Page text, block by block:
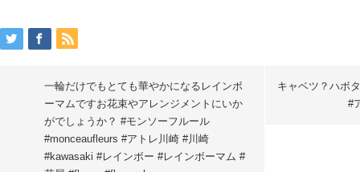
一輪だけでもとても華やかになるレインボ
ーマムですお花束やアレンジメントにいか
がでしょうか？ #モンソーフルール
#monceaufleurs #アトレ川崎 #川崎
#kawasaki #レインボー #レインボーマム #
キャベツ？ハボ
#